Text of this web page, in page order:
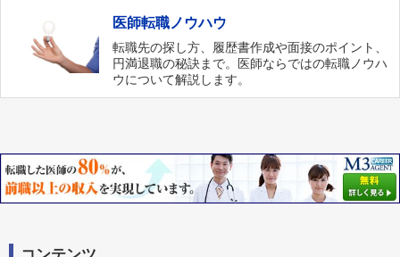
医師転職ノウハウ
転職先の探し方、履歴書作成や面接のポイント、
円満退職の秘訣まで。医師ならではの転職ノウハ
ウについて解説します。